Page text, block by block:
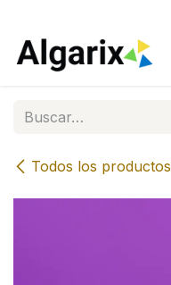
Todos los productos